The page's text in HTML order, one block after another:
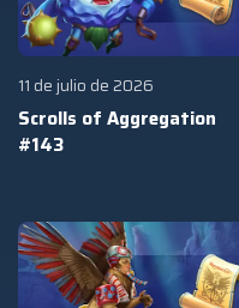
11 de julio de 2026
Scrolls of Aggregation
#143